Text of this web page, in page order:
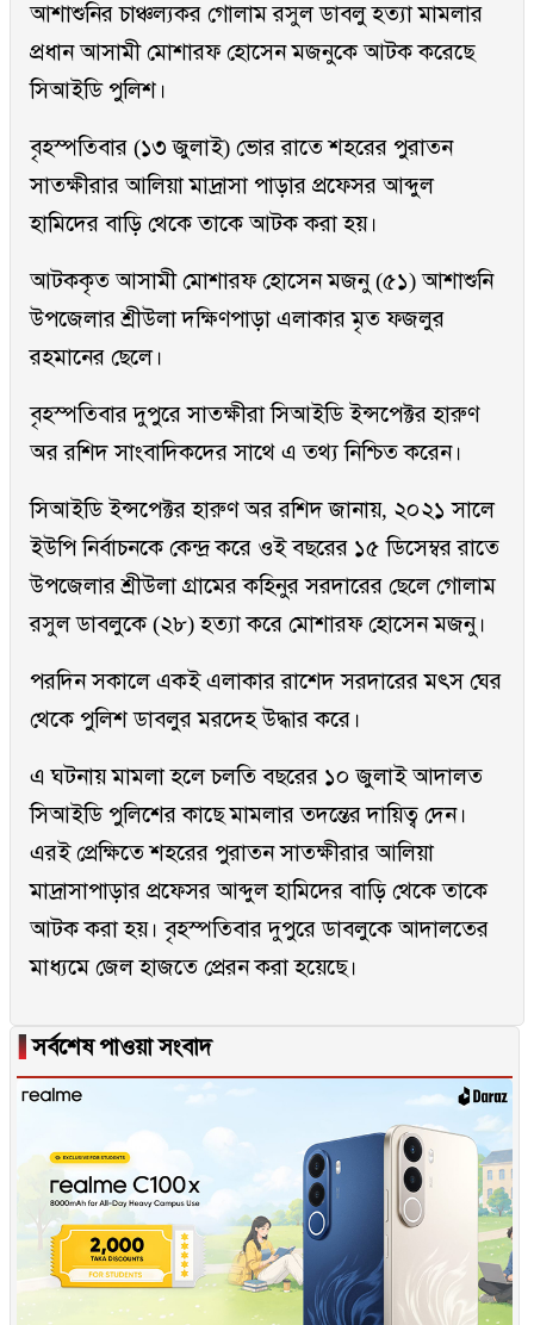
আশাশুনির চাঞ্চল্যকর গোলাম রসুল ডাবলু হত্যা মামলার
প্রধান আসামী মোশারফ হোসেন মজনুকে আটক করেছে
সিআইডি পুলিশ।
বৃহস্পতিবার (১৩ জুলাই) ভোর রাতে শহরের পুরাতন
সাতক্ষীরার আলিয়া মাদ্রাসা পাড়ার প্রফেসর আব্দুল
হামিদের বাড়ি থেকে তাকে আটক করা হয়।
আটককৃত আসামী মোশারফ হোসেন মজনু (৫১) আশাশুনি
উপজেলার শ্রীউলা দক্ষিণপাড়া এলাকার মৃত ফজলুর
রহমানের ছেলে।
বৃহস্পতিবার দুপুরে সাতক্ষীরা সিআইডি ইন্সপেক্টর হারুণ
অর রশিদ সাংবাদিকদের সাথে এ তথ্য নিশ্চিত করেন।
সিআইডি ইন্সপেক্টর হারুণ অর রশিদ জানায়, ২০২১ সালে
ইউপি নির্বাচনকে কেন্দ্র করে ওই বছরের ১৫ ডিসেম্বর রাতে
উপজেলার শ্রীউলা গ্রামের কহিনুর সরদারের ছেলে গোলাম
রসুল ডাবলুকে (২৮) হত্যা করে মোশারফ হোসেন মজনু।
পরদিন সকালে একই এলাকার রাশেদ সরদারের মৎস ঘের
থেকে পুলিশ ডাবলুর মরদেহ উদ্ধার করে।
এ ঘটনায় মামলা হলে চলতি বছরের ১০ জুলাই আদালত
সিআইডি পুলিশের কাছে মামলার তদন্তের দায়িত্ব দেন।
এরই প্রেক্ষিতে শহরের পুরাতন সাতক্ষীরার আলিয়া
মাদ্রাসাপাড়ার প্রফেসর আব্দুল হামিদের বাড়ি থেকে তাকে
আটক করা হয়। বৃহস্পতিবার দুপুরে ডাবলুকে আদালতের
মাধ্যমে জেল হাজতে প্রেরন করা হয়েছে।
▐সর্বশেষ পাওয়া সংবাদ